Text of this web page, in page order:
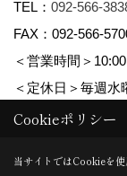
TEL： 092-566-
FAX：092-566-
＜営業時間＞
＜定休日＞毎週水
ゴールデンウィー
Cookieポリシー
当サイトではCookieを使